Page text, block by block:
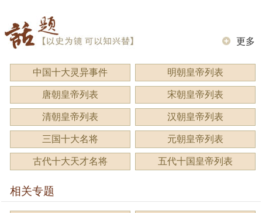
更多
中国十大灵异事件 明朝皇帝列表
唐朝皇帝列表 宋朝皇帝列表
清朝皇帝列表 汉朝皇帝列表
三国十大名将 元朝皇帝列表
古代十大天才名将 五代十国皇帝列表
相关专题